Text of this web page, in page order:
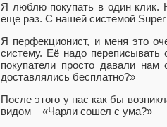
Я люблю покупать в один клик.
еще раз. С нашей системой
Я перфекционист, и меня это
систему. Её надо
покупатели просто давали
доставлялись бесплатно?»
После этого у нас как бы
видом – «Чарли сошел с ума?»